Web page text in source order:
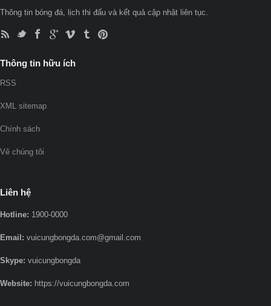
Thông tin bóng đá, lịch thi đấu và kết quả cập nhật liên tục.
Thông tin hữu ích
RSS
XML sitemap
Chính sách
Vê chúng tôi
Liên hệ
Hotline: 1900-0000
Email: vuicungbongda.com@gmail.com
Skype: vuicungbongda
Website: https://vuicungbongda.com